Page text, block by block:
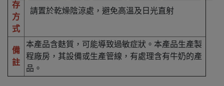
存
方
式
請置於乾燥陰涼處，避免高溫及日光直射
備
註
本產品含麩質，可能導致過敏症狀。本產品生產製
程廠房，其設備或生產管線，有處理含有牛奶的產
品。